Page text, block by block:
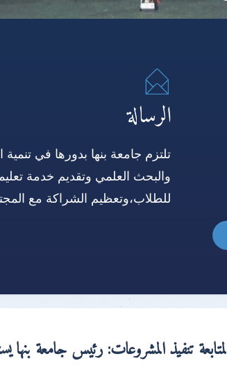
الرسالة
تلتزم جامعة بنها بدورها في
والبحث العلمي وتقديم خدمة
للطلاب،وتعظيم الشراكة مع
لمتابعة تنفيذ المشروعات: رئيس جامعة بنها